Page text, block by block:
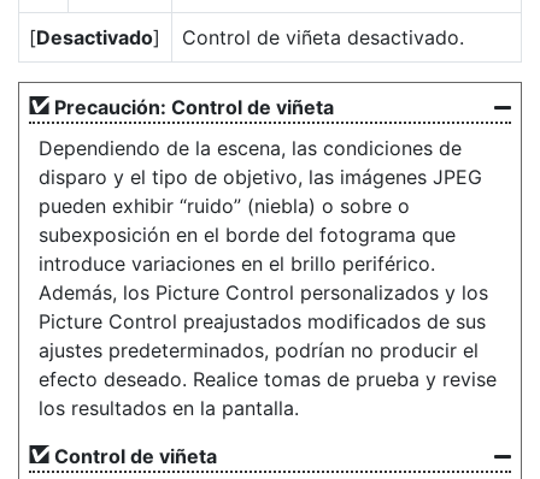
[Desactivado] Control de viñeta desactivado.
Precaución: Control de viñeta
Dependiendo de la escena, las condiciones de
disparo y el tipo de objetivo, las imágenes JPEG
pueden exhibir “ruido” (niebla) o sobre o
subexposición en el borde del fotograma que
introduce variaciones en el brillo periférico.
Además, los Picture Control personalizados y los
Picture Control preajustados modificados de sus
ajustes predeterminados, podrían no producir el
efecto deseado. Realice tomas de prueba y revise
los resultados en la pantalla.
Control de viñeta